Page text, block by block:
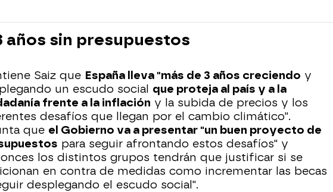
años sin presupuestos
Saiz que España lleva "más de 3 años creciendo y
un escudo social que proteja al país y a la
frente a la inflación y la subida de precios y los
desafíos que llegan por el cambio climático".
que el Gobierno va a presentar "un buen proyecto de
para seguir afrontando estos desafíos" y
los distintos grupos tendrán que justificar si se
en contra de medidas como incrementar las becas
desplegando el escudo social".